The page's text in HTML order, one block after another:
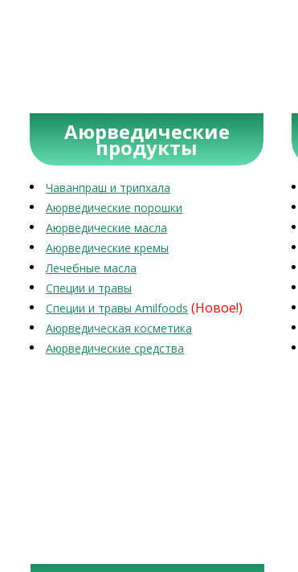
Аюрведические
продукты
Чаванпраш и трипхала
Аюрведические порошки
Аюрведические масла
Аюрведические кремы
Лечебные масла
Специи и травы
Специи и травы Amilfoods (Новое!)
Аюрведическая косметика
Аюрведические средства